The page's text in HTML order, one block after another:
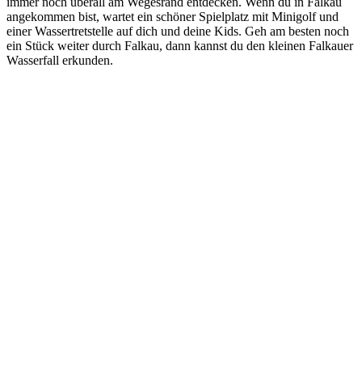
angekommen bist, wartet ein schöner Spielplatz mit Minigolf und
einer Wassertretstelle auf dich und deine Kids. Geh am besten noch
ein Stück weiter durch Falkau, dann kannst du den kleinen Falkauer
Wasserfall erkunden.